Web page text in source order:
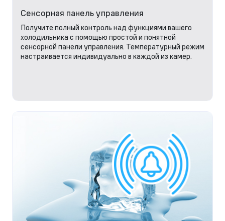
Сенсорная панель управления
Получите полный контроль над функциями вашего
холодильника с помощью простой и понятной
сенсорной панели управления. Температурный режим
настраивается индивидуально в каждой из камер.